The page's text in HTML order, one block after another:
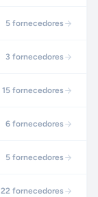
5 fornecedores
3 fornecedores
15 fornecedores
6 fornecedores
5 fornecedores
22 fornecedores